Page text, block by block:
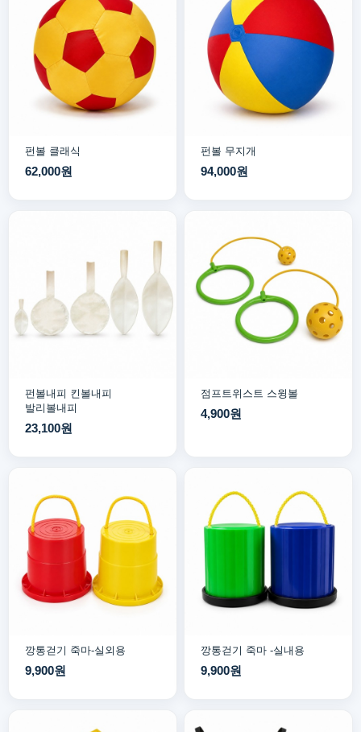
펀볼 클래식
62,000원
펀볼 무지개
94,000원
펀볼내피 킨볼내피
발리볼내피
23,100원
점프트위스트 스윙볼
4,900원
깡통걷기 죽마-실외용
9,900원
깡통걷기 죽마 -실내용
9,900원